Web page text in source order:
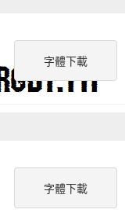
字體下載
字體下載